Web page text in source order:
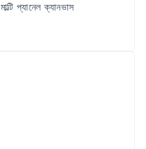
মাল্টি প্যানেল ক্যানভাস